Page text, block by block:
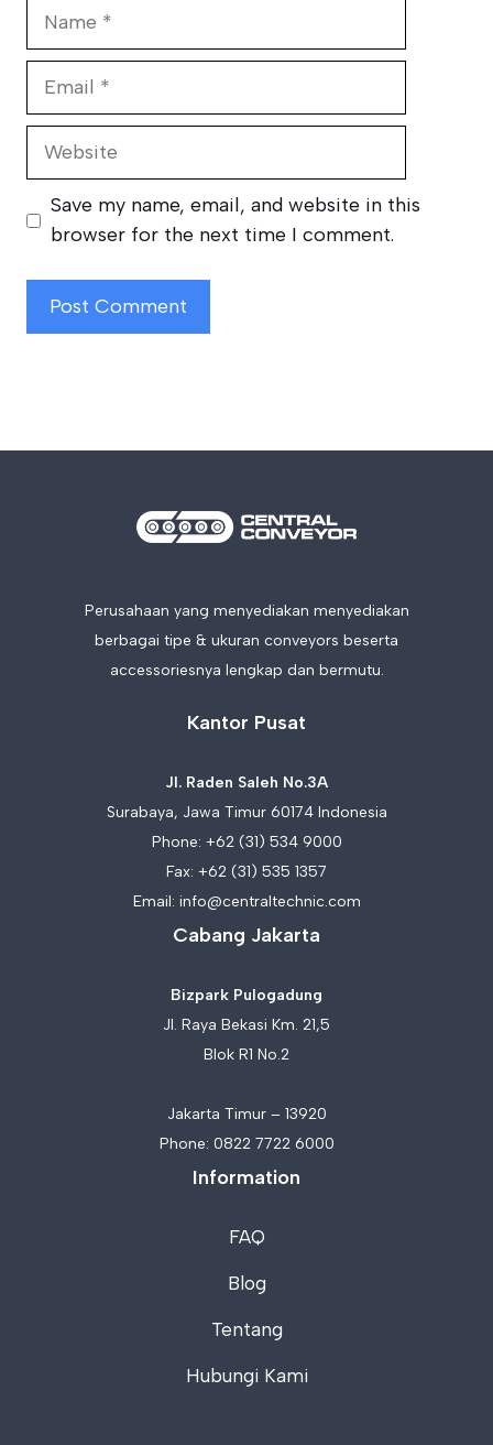
Website
Save my name, email, and website in this
browser for the next time I comment.
Perusahaan yang menyediakan menyediakan
berbagai tipe & ukuran conveyors beserta
accessoriesnya lengkap dan bermutu.
Kantor Pusat
Jl. Raden Saleh No.3A
Surabaya, Jawa Timur 60174 Indonesia
Phone: +62 (31) 534 9000
Fax: +62 (31) 535 1357
Email: info@centraltechnic.com
Cabang Jakarta
Bizpark Pulogadung
Jl. Raya Bekasi Km. 21,5
Blok R1 No.2
Jakarta Timur – 13920
Phone: 0822 7722 6000
Information
FAQ
Blog
Tentang
Hubungi Kami